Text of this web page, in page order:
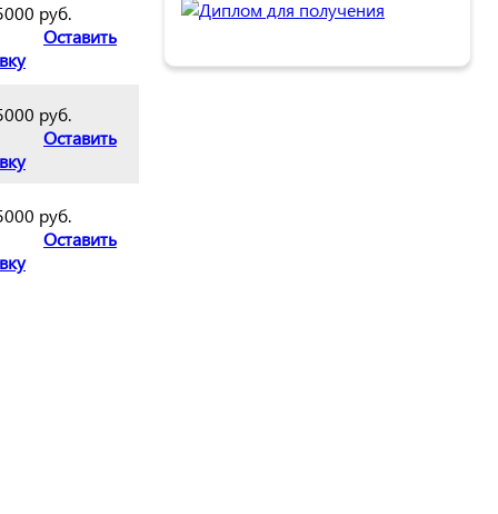
руб.
Оставить
руб.
Оставить
руб.
Оставить